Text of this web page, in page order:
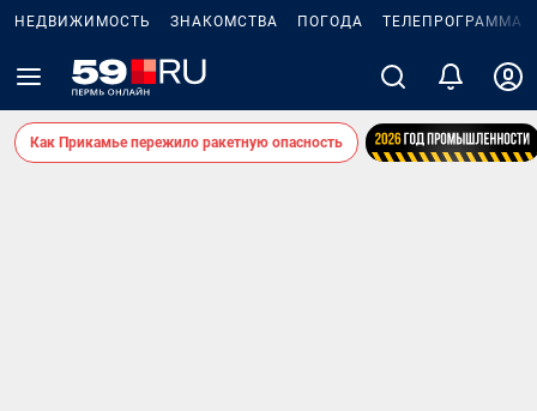
НЕДВИЖИМОСТЬ ЗНАКОМСТВА ПОГОДА ТЕЛЕПРОГРАММА
Как Прикамье пережило ракетную опасность